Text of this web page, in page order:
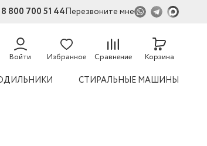
8 800 700 51 44Перезвоните мне
Войти Избранное Сравнение
54
Корзина
СТИРАЛЬНЫЕ МАШИНЫ